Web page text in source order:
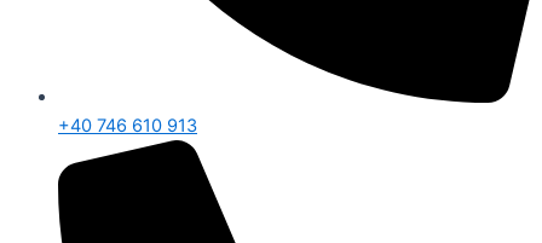
+40 746 610 913